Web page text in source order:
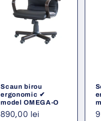
Scaun birou
ergonomic ✔
model OMEGA-O
Preț
890,00 lei